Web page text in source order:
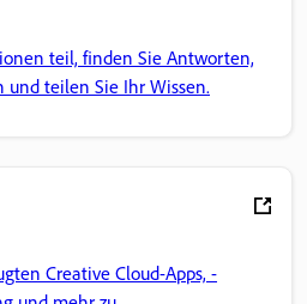
teil, finden Sie Antworten,
und teilen Sie Ihr Wissen.
Creative Cloud-Apps, -